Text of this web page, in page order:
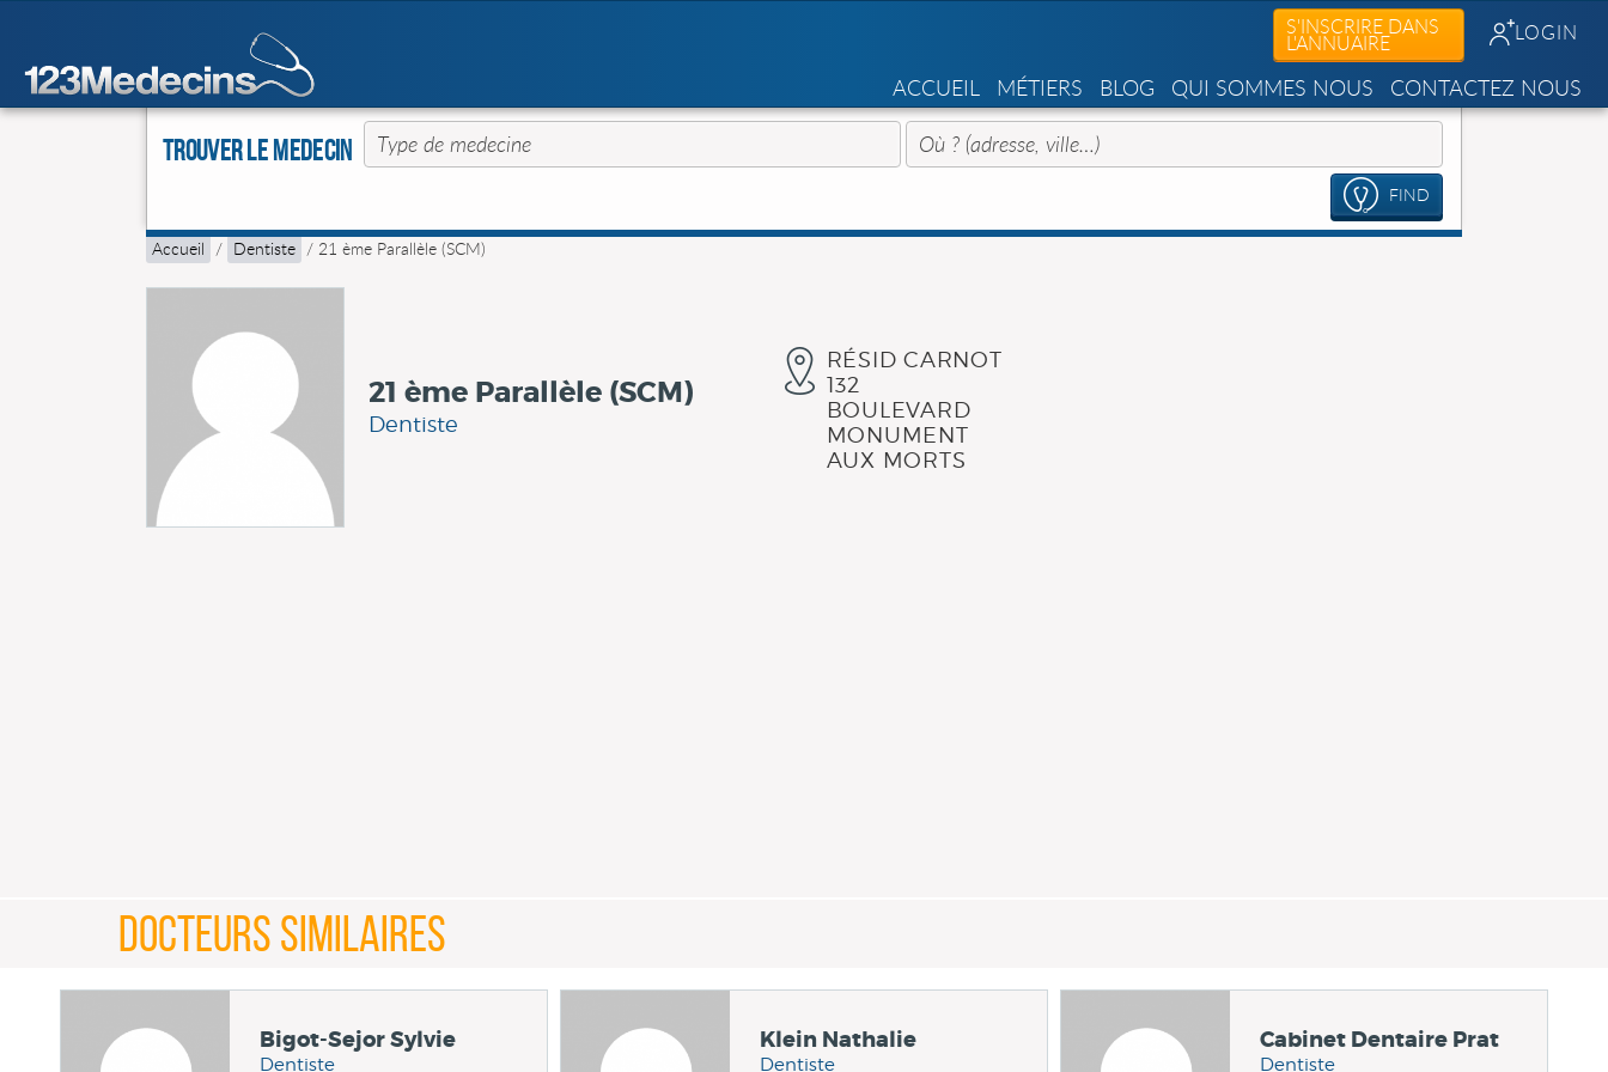
S'INSCRIRE DANS
L'ANNUAIRE LOGIN
ACCUEIL MÉTIERS BLOG QUI SOMMES NOUS CONTACTEZ NOUS
Trouver le Medecin
FIND
Accueil / Dentiste / 21 ème Parallèle (SCM)
21 ème Parallèle (SCM)
Dentiste
RÉSID CARNOT
132
BOULEVARD
MONUMENT
AUX MORTS
DOCTEURS SIMILAIRES
Bigot-Sejor Sylvie
Dentiste
Klein Nathalie
Dentiste
Cabinet Dentaire Prat
Dentiste